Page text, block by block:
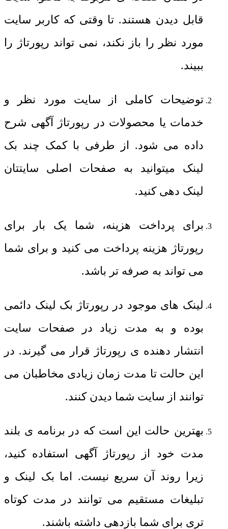
قابل دیدن هستند. تا وقتی که کاربر سایت
مورد نظر را باز نکند، نمی تواند رپورتاژ را
ببیند.
توضیحات کاملی از سایت مورد نظر و
خدمات یا محصولات در رپورتاژ آگهی شرح
داده می شود. از طرفی با کمک چند بک
لینک میتوانید به صفحات اصلی سایتتان
لینک دهی کنید.
برای پرداخت هزینه، شما یک بار برای
رپورتاژ هزینه پرداخت می کنید و برای شما
می تواند به صرفه تر باشد.
لینک های موجود در رپورتاژ بک لینک دائمی
بوده و به مدت زیاد در صفحات سایت
انتشار دهنده ی رپورتاژ قرار می گیرند. در
این حالت تا مدت زمان زیادی مخاطبان می
توانند از سایت شما دیدن کنند.
بهترین حالت این است که در برنامه ی بلند
مدت خود از رپورتاژ آگهی استفاده کنید،
زیرا روند آن سریع نیست. اما بک لینک و
تبلیغات مستقیم می توانند در مدت کوتاه
تری برای شما بازدهی داشته باشند.